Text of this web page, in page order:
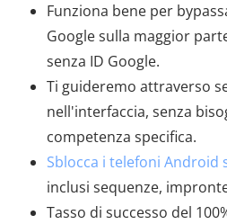
Funziona bene per
Google sulla maggior
senza ID Google.
Ti guideremo attraverso
nell'interfaccia, senza
competenza specifica.
Sblocca i telefoni Android
inclusi sequenze,
Tasso di successo del